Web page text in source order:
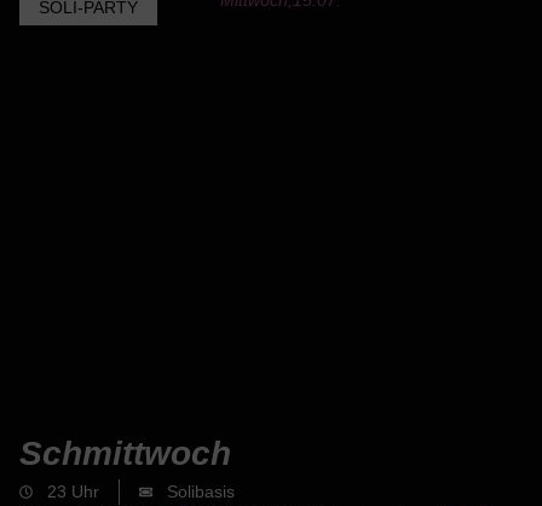
SOLI-PARTY
Schmittwoch
23 Uhr
Solibasis